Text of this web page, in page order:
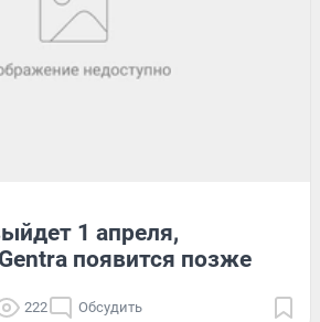
1 апреля,
появится позже
222 Обсудить